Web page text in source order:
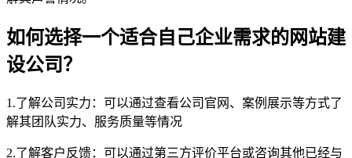
如何选择一个适合自己企业需求的网站建
设公司？
1.了解公司实力：可以通过查看公司官网、案例展示等方式了
解其团队实力、服务质量等情况
2.了解客户反馈：可以通过第三方评价平台或咨询其他已经与